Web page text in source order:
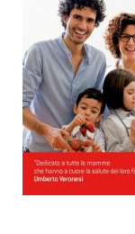
A Tutto Volume
Salone di
Marketing